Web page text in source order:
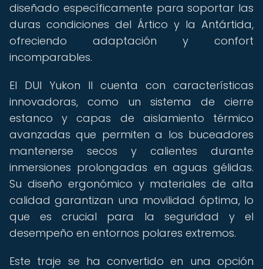
diseñado específicamente para soportar las
duras condiciones del Ártico y la Antártida,
ofreciendo adaptación y confort
incomparables.
El DUI Yukon II cuenta con características
innovadoras, como un sistema de cierre
estanco y capas de aislamiento térmico
avanzadas que permiten a los buceadores
mantenerse secos y calientes durante
inmersiones prolongadas en aguas gélidas.
Su diseño ergonómico y materiales de alta
calidad garantizan una movilidad óptima, lo
que es crucial para la seguridad y el
desempeño en entornos polares extremos.
Este traje se ha convertido en una opción